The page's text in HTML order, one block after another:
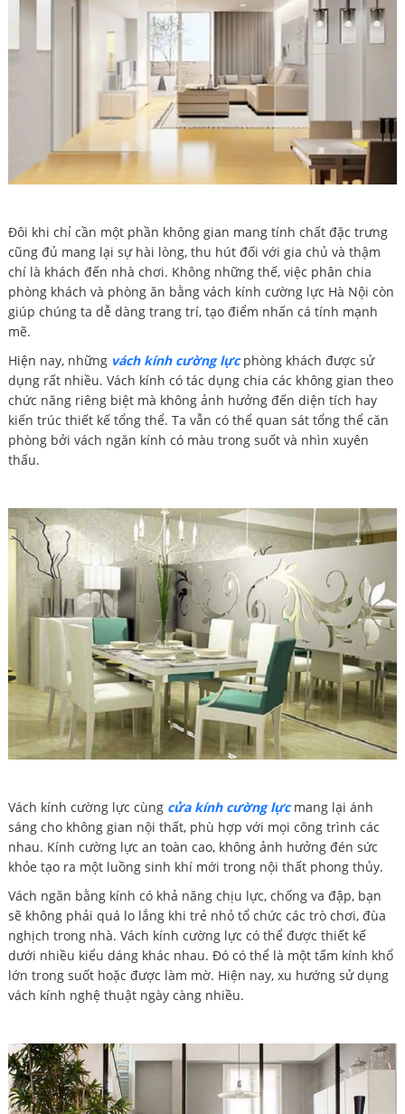
Đôi khi chỉ cần một phần không gian mang tính chất đặc trưng
cũng đủ mang lại sự hài lòng, thu hút đối với gia chủ và thậm
chí là khách đến nhà chơi. Không những thế, việc phân chia
phòng khách và phòng ăn bằng vách kính cường lực Hà Nội còn
giúp chúng ta dễ dàng trang trí, tạo điểm nhấn cá tính mạnh
mẽ.
Hiện nay, những vách kính cường lựcphòng khách được sử
dụng rất nhiều. Vách kính có tác dụng chia các không gian theo
chức năng riêng biệt mà không ảnh hưởng đến diện tích hay
kiến trúc thiết kế tổng thể. Ta vẫn có thể quan sát tổng thể căn
phòng bởi vách ngăn kính có màu trong suốt và nhìn xuyên
thấu.
Vách kính cường lực cùng cửa kính cường lựcmang lại ánh
sáng cho không gian nội thất, phù hợp với mọi công trình các
nhau. Kính cường lực an toàn cao, không ảnh hưởng đén sức
khỏe tạo ra một luồng sinh khí mới trong nội thất phong thủy.
Vách ngăn bằng kính có khả năng chịu lực, chống va đập, bạn
sẽ không phải quá lo lắng khi trẻ nhỏ tổ chức các trò chơi, đùa
nghịch trong nhà. Vách kính cường lực có thể được thiết kế
dưới nhiều kiểu dáng khác nhau. Đó có thể là một tấm kính khổ
lớn trong suốt hoặc được làm mờ. Hiện nay, xu hướng sử dụng
vách kính nghệ thuật ngày càng nhiều.